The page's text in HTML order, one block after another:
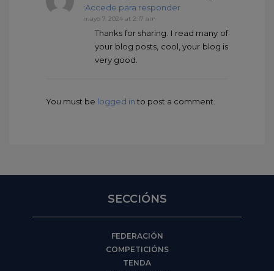
:Accede para responder
mayo 7, 2024 at 2:17 am
Thanks for sharing. I read many of
your blog posts, cool, your blog is
very good.
You must be logged in to post a comment.
SECCIÓNS
FEDERACIÓN
COMPETICIÓNS
TENDA